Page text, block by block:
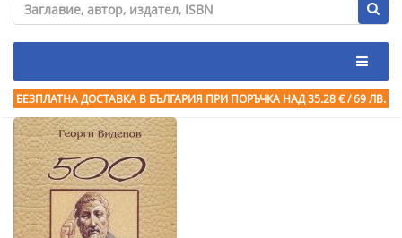
БЕЗПЛАТНА ДОСТАВКА В БЪЛГАРИЯ ПРИ ПОРЪЧКА НАД 35.28 € / 69 ЛВ.